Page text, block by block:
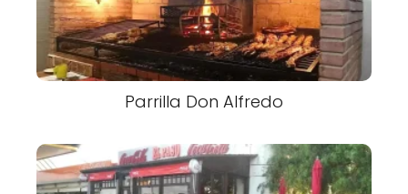
Parrilla Don Alfredo